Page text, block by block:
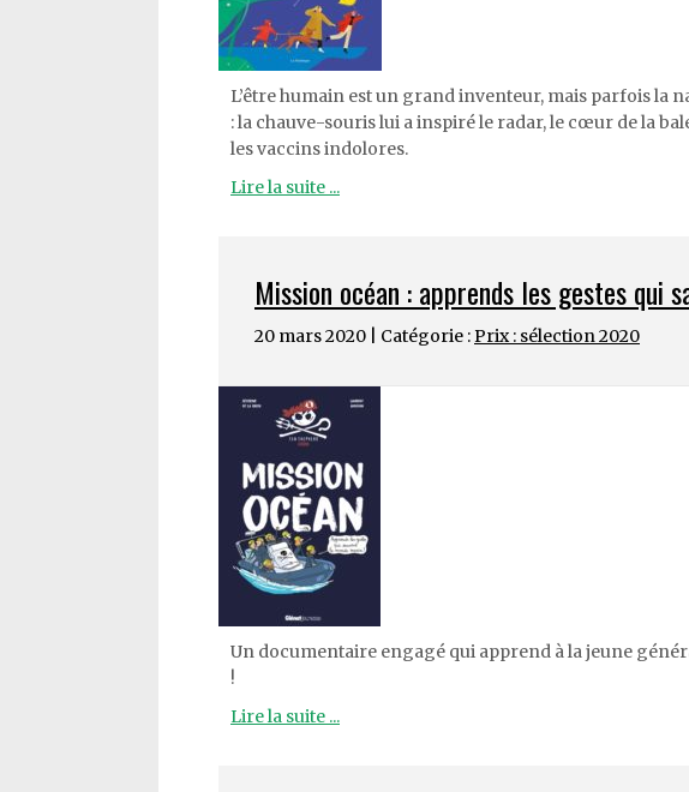
L’être humain est un grand inventeur, mais parfois la
: la chauve-souris lui a inspiré le radar, le cœur de la
les vaccins indolores.
Lire la suite ...
Mission océan : apprends les gestes qui
20 mars 2020 | Catégorie :Prix : sélection 2020
Un documentaire engagé qui apprend à la jeune
!
Lire la suite ...